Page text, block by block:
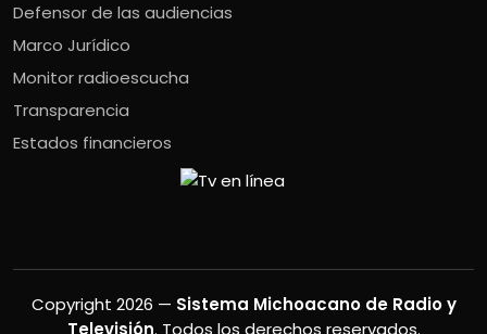
Defensor de las audiencias
Marco Jurídico
Monitor radioescucha
Transparencia
Estados financieros
Copyright 2026 — Sistema Michoacano de Radio y